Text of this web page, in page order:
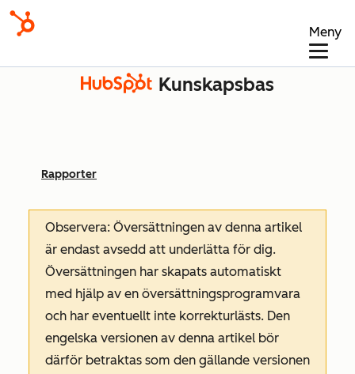
Meny
Kunskapsbas
Rapporter
Observera: Översättningen av denna artikel
är endast avsedd att underlätta för dig.
Översättningen har skapats automatiskt
med hjälp av en översättningsprogramvara
och har eventuellt inte korrekturlästs. Den
engelska versionen av denna artikel bör
därför betraktas som den gällande versionen